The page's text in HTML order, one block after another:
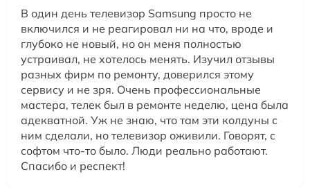
В один день телевизор Samsung просто не
включился и не реагировал ни на что, вроде и
глубоко не новый, но он меня полностью
устраивал, не хотелось менять. Изучил отзывы
разных фирм по ремонту, доверился этому
сервису и не зря. Очень профессиональные
мастера, телек был в ремонте неделю, цена была
адекватной. Уж не знаю, что там эти колдуны с
ним сделали, но телевизор оживили. Говорят, с
софтом что-то было. Люди реально работают.
Спасибо и респект!